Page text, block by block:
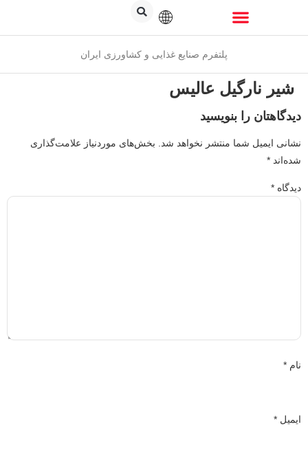
پلتفرم صنایع غذایی و کشاورزی ایران
شیر نارگیل عالیس
دیدگاهتان را بنویسید
نشانی ایمیل شما منتشر نخواهد شد.
بخش‌های موردنیاز علامت‌گذاری
شده‌اند *
دیدگاه *
نام *
ایمیل *